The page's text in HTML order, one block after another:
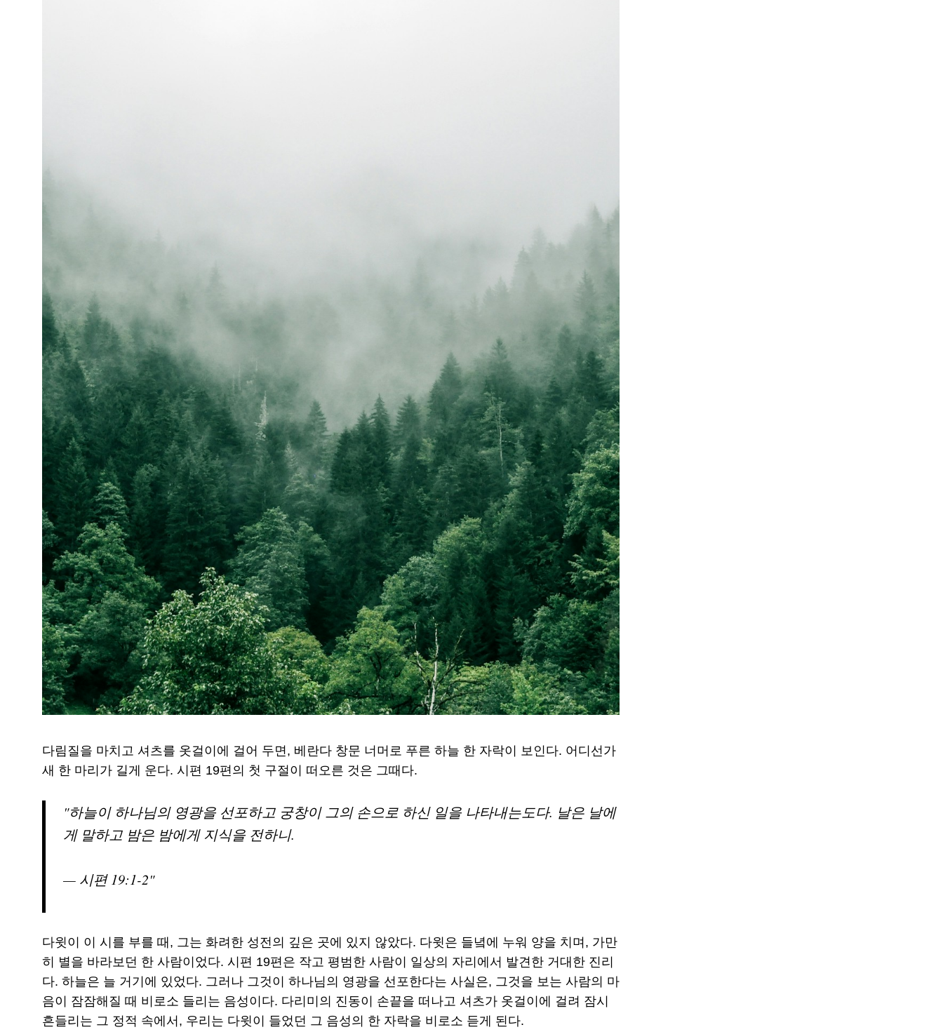
다림질을 마치고 셔츠를 옷걸이에 걸어 두면, 베란다 창문 너머로 푸른 하늘 한 자락이 보인다. 어디선가
새 한 마리가 길게 운다. 시편 19편의 첫 구절이 떠오른 것은 그때다.
하늘이 하나님의 영광을 선포하고 궁창이 그의 손으로 하신 일을 나타내는도다. 날은 날에
게 말하고 밤은 밤에게 지식을 전하니.
— 시편 19:1-2
다윗이 이 시를 부를 때, 그는 화려한 성전의 깊은 곳에 있지 않았다. 다윗은 들녘에 누워 양을 치며, 가만
히 별을 바라보던 한 사람이었다. 시편 19편은 작고 평범한 사람이 일상의 자리에서 발견한 거대한 진리
다. 하늘은 늘 거기에 있었다. 그러나 그것이 하나님의 영광을 선포한다는 사실은, 그것을 보는 사람의 마
음이 잠잠해질 때 비로소 들리는 음성이다. 다리미의 진동이 손끝을 떠나고 셔츠가 옷걸이에 걸려 잠시
흔들리는 그 정적 속에서, 우리는 다윗이 들었던 그 음성의 한 자락을 비로소 듣게 된다.